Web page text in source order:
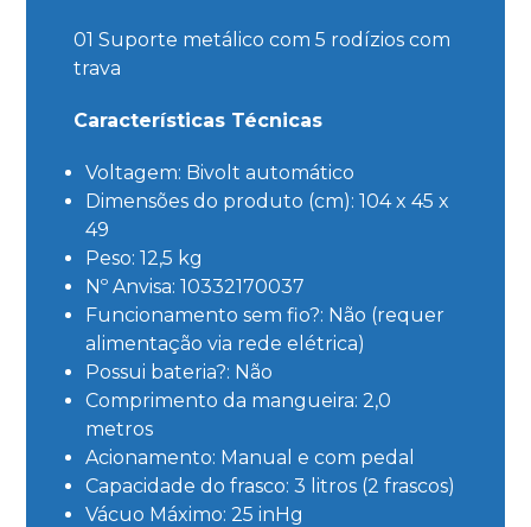
01 Suporte metálico com 5 rodízios com
trava
Características Técnicas
Voltagem: Bivolt automático
Dimensões do produto (cm): 104 x 45 x
49
Peso: 12,5 kg
Nº Anvisa: 10332170037
Funcionamento sem fio?: Não (requer
alimentação via rede elétrica)
Possui bateria?: Não
Comprimento da mangueira: 2,0
metros
Acionamento: Manual e com pedal
Capacidade do frasco: 3 litros (2 frascos)
Vácuo Máximo: 25 inHg